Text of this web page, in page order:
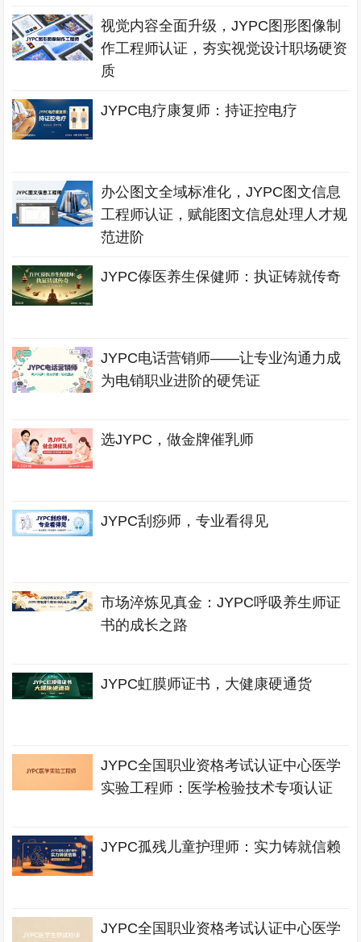
视觉内容全面升级，JYPC图形图像制
作工程师认证，夯实视觉设计职场硬资
质
JYPC电疗康复师：持证控电疗
办公图文全域标准化，JYPC图文信息
工程师认证，赋能图文信息处理人才规
范进阶
JYPC傣医养生保健师：执证铸就传奇
JYPC电话营销师——让专业沟通力成
为电销职业进阶的硬凭证
选JYPC，做金牌催乳师
JYPC刮痧师，专业看得见
市场淬炼见真金：JYPC呼吸养生师证
书的成长之路
JYPC虹膜师证书，大健康硬通货
JYPC全国职业资格考试认证中心医学
实验工程师：医学检验技术专项认证
JYPC孤残儿童护理师：实力铸就信赖
JYPC全国职业资格考试认证中心医学